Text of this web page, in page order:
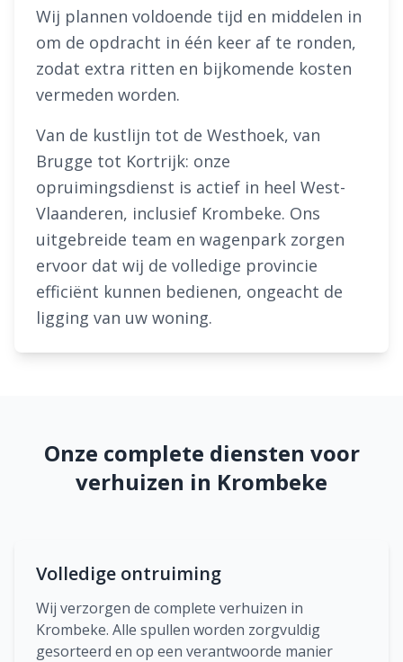
Wij plannen voldoende tijd en middelen in
om de opdracht in één keer af te ronden,
zodat extra ritten en bijkomende kosten
vermeden worden.
Van de kustlijn tot de Westhoek, van
Brugge tot Kortrijk: onze
opruimingsdienst is actief in heel West-
Vlaanderen, inclusief Krombeke. Ons
uitgebreide team en wagenpark zorgen
ervoor dat wij de volledige provincie
efficiënt kunnen bedienen, ongeacht de
ligging van uw woning.
Onze complete diensten voor
verhuizen in Krombeke
Volledige ontruiming
Wij verzorgen de complete verhuizen in
Krombeke. Alle spullen worden zorgvuldig
gesorteerd en op een verantwoorde manier